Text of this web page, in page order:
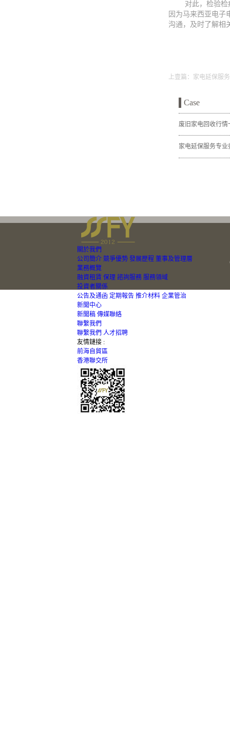
对此，检验检疫
因为马来西亚电子
沟通，及时了解相
上壹篇： 家电延保服
Case
废旧家电回收行情
家电延保服务专
關於我們
公司簡介 競爭優勢 發展歷程 董事及管理層
業務概覽
融資租賃 保理 諮詢服務 服務領域
投資者關係
公告及通函 定期報告 推介材料 企業管治
新聞中心
新聞稿 傳媒聯絡
聯繫我們
聯繫我們 人才招聘
友情鏈接 :
前海自貿區
香港聯交所